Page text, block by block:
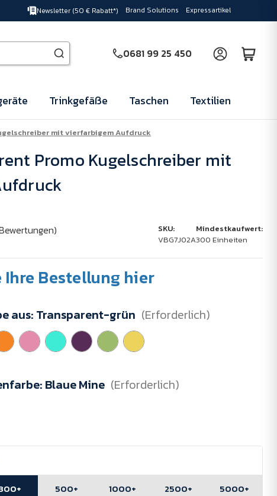
Newsletter (50 € Rabatt*) Brand Solutions Expressartikel
0681 99 25 450
Trinkgefäße Taschen Textilien
mit vierfarbigem Aufdruck
Promo Kugelschreiber mit
SKU:
VBG7J02A
Mindestkaufwert:
300 Einheiten
Ihre Bestellung hier
aus: Transparent-grün (Erforderlich)
Blaue Mine (Erforderlich)
500+ 1000+ 2500+ 5000+